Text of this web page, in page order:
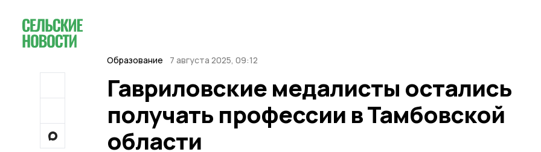
Образование 7 августа 2025, 09:12
Гавриловские медалисты остались
получать профессии в Тамбовской
области